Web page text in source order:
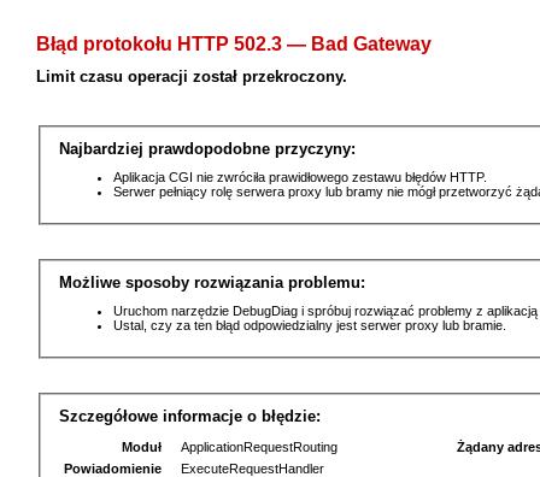
Błąd protokołu HTTP 502.3 — Bad Gateway
Limit czasu operacji został przekroczony.
Najbardziej prawdopodobne przyczyny:
Aplikacja CGI nie zwróciła prawidłowego zestawu błędów HTTP.
Serwer pełniący rolę serwera proxy lub bramy nie mógł przetworzyć
Możliwe sposoby rozwiązania problemu:
Uruchom narzędzie DebugDiag i spróbuj rozwiązać problemy z
Ustal, czy za ten błąd odpowiedzialny jest serwer proxy lub bramie.
Szczegółowe informacje o błędzie:
Moduł
ApplicationRequestRouting
Powiadomienie
ExecuteRequestHandler
Żądany